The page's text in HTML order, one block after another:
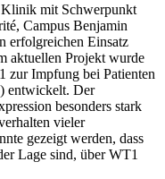
mit Schwerpunkt
Campus Benjamin
erfolgreichen Einsatz
aktuellen Projekt wurde
zur Impfung bei Patienten
entwickelt. Der
besonders stark
vieler
gezeigt werden, dass
Lage sind, über WT1